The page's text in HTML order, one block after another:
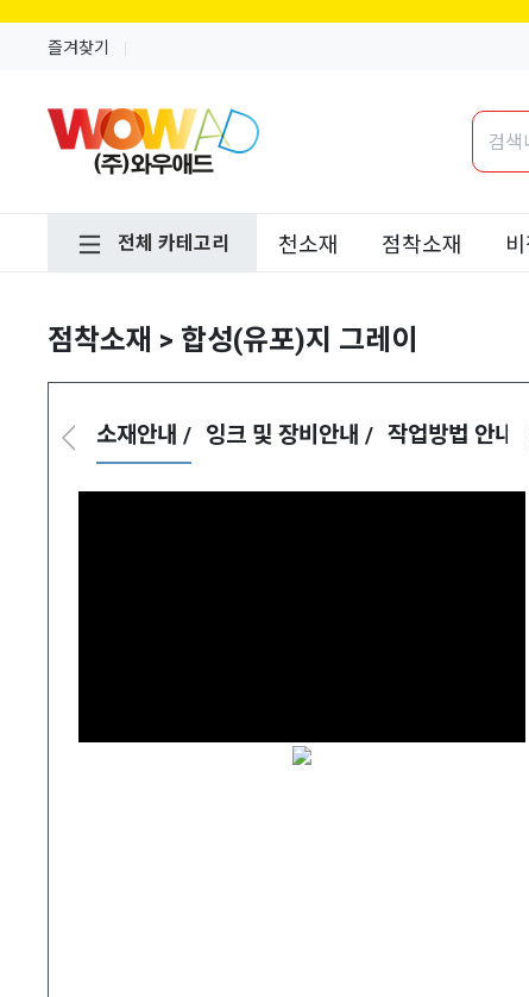
즐겨찾기
전체 카테고리 천소재 점착소재
점착소재 > 합성(유포)지 그레이
소재안내 / 잉크 및 장비안내 / 작업방법 안내 /